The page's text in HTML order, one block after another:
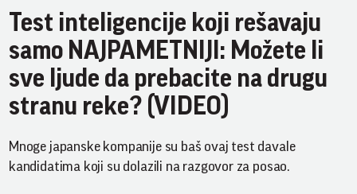
Test inteligencije koji rešavaju
samo NAJPAMETNIJI: Možete li
sve ljude da prebacite na drugu
stranu reke? (VIDEO)
Mnoge japanske kompanije su baš ovaj test davale
kandidatima koji su dolazili na razgovor za posao.